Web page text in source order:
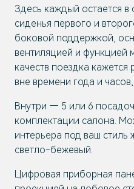
Здесь каждый остается
сиденья первого и
боковой поддержкой,
вентиляцией и функцией
качеств поездка
вне времени года и
Внутри — 5 или 6
комплектации салона.
интерьера под ваш
светло-бежевый.
Цифровая приборная